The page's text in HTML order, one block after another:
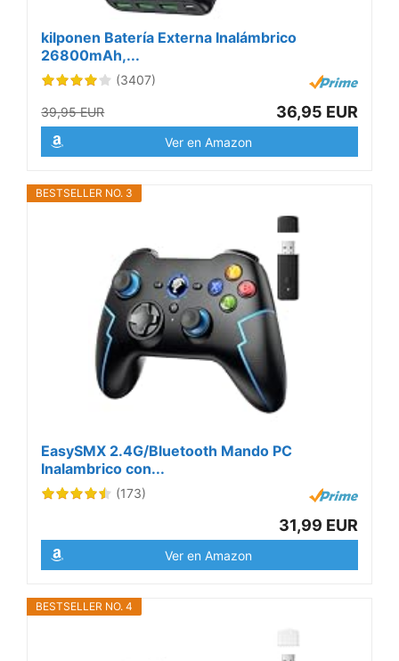
kilponen Batería Externa Inalámbrico
26800mAh,...
(3407)
39,95 EUR 36,95 EUR
Ver en Amazon
BESTSELLER NO. 3
EasySMX 2.4G/Bluetooth Mando PC
Inalambrico con...
(173)
31,99 EUR
Ver en Amazon
BESTSELLER NO. 4